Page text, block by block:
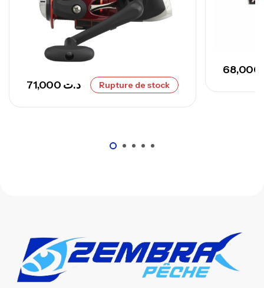
د.ت
د.ت673,000
د.ت Rupture de stock